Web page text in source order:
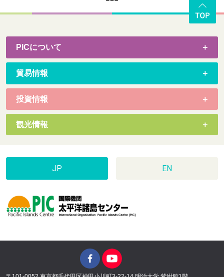
PICについて
貿易情報
投資情報
観光情報
JP EN